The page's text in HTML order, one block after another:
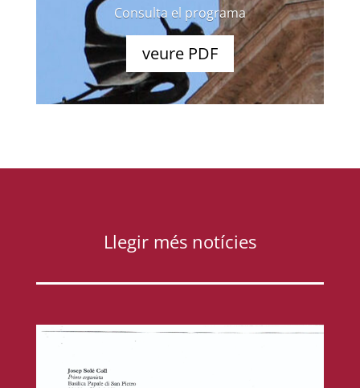
Consulta el programa
veure PDF
Llegir més notícies